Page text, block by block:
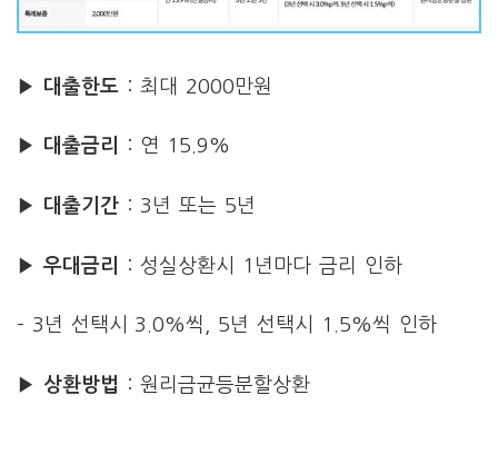
▶ 대출한도: 최대 2000만원
▶ 대출금리 : 연 15.9%
▶ 대출기간: 3년 또는 5년
▶ 우대금리 : 성실상환시 1년마다 금리 인하
– 3년 선택시 3.0%씩, 5년 선택시 1.5%씩 인하
▶ 상환방법 : 원리금균등분할상환